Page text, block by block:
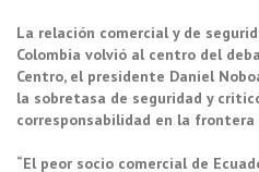
La relación comercial y de
Colombia volvió al centro del
Centro, el presidente Daniel
la sobretasa de seguridad y
corresponsabilidad en la
“El peor socio comercial de